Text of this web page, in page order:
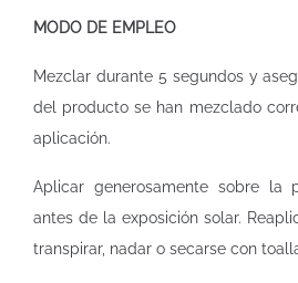
MODO DE EMPLEO
Mezclar durante 5 segundos y
del producto se han mezclado
aplicación.
Aplicar generosamente sobre la
antes de la exposición solar.
transpirar, nadar o secarse con